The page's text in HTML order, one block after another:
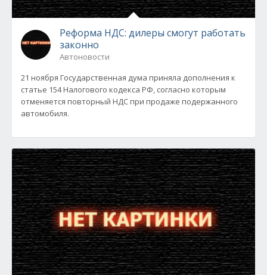
Реформа НДС: дилеры смогут работать
законно
Автоновости
21 ноября Государственная дума приняла дополнения к
статье 154 Налогового кодекса РФ, согласно которым
отменяется повторный НДС при продаже подержанного
автомобиля.